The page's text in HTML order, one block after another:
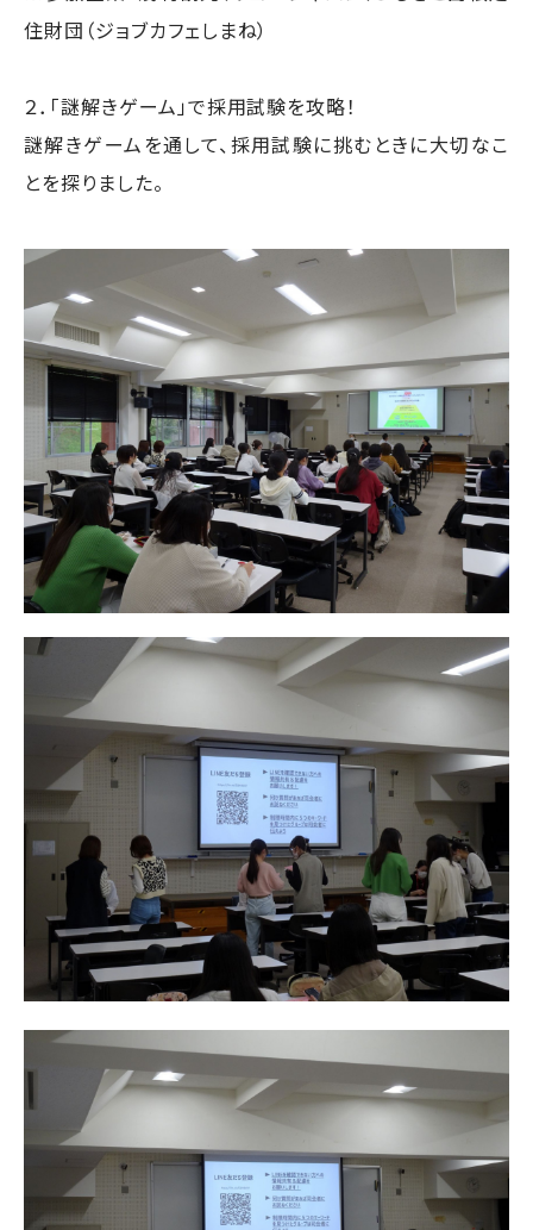
住財団（ジョブカフェしまね）
２．「謎解きゲーム」で採用試験を攻略！
謎解きゲームを通して、採用試験に挑むときに大切なこ
とを探りました。